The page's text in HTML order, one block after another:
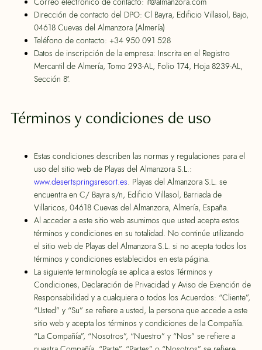
Dirección de contacto del DPO: Cl Bayra, Edificio Villasol, Bajo,
04618 Cuevas del Almanzora (Almería)
Teléfono de contacto: +34 950 091 528
Datos de inscripción de la empresa: Inscrita en el Registro
Mercantil de Almería, Tomo 293-AL, Folio 174, Hoja 8239-AL,
Sección 8ª.
Términos y condiciones de uso
Estas condiciones describen las normas y regulaciones para el
uso del sitio web de Playas del Almanzora S.L.:
www.desertspringsresort.es. Playas del Almanzora S.L. se
encuentra en C/ Bayra s/n, Edificio Villasol, Barriada de
Villaricos, 04618 Cuevas del Almanzora, Almería, España.
Al acceder a este sitio web asumimos que usted acepta estos
términos y condiciones en su totalidad. No continúe utilizando
el sitio web de Playas del Almanzora S.L. si no acepta todos los
términos y condiciones establecidos en esta página.
La siguiente terminología se aplica a estos Términos y
Condiciones, Declaración de Privacidad y Aviso de Exención de
Responsabilidad y a cualquiera o todos los Acuerdos: “Cliente”,
“Usted” y “Su” se refiere a usted, la persona que accede a este
sitio web y acepta los términos y condiciones de la Compañía.
“La Compañía”, “Nosotros”, “Nuestro” y “Nos” se refiere a